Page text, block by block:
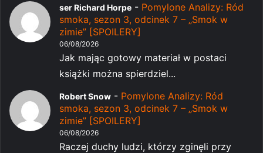
ser Richard Horpe - Pomylone Analizy: Ród
smoka, sezon 3, odcinek 7 – „Smok w
zimie” [SPOILERY]
06/08/2026
Jak mając gotowy materiał w postaci
książki można spierdziel...
Robert Snow - Pomylone Analizy: Ród
smoka, sezon 3, odcinek 7 – „Smok w
zimie” [SPOILERY]
06/08/2026
Raczej duchy ludzi, którzy zginęli przy